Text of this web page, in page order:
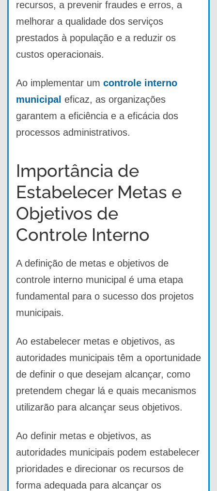
recursos, a prevenir fraudes e erros, a
melhorar a qualidade dos serviços
prestados à população e a reduzir os
custos operacionais.
Ao implementar um controle interno
municipal eficaz, as organizações
garantem a eficiência e a eficácia dos
processos administrativos.
Importância de
Estabelecer Metas e
Objetivos de
Controle Interno
A definição de metas e objetivos de
controle interno municipal é uma etapa
fundamental para o sucesso dos projetos
municipais.
Ao estabelecer metas e objetivos, as
autoridades municipais têm a oportunidade
de definir o que desejam alcançar, como
pretendem chegar lá e quais mecanismos
utilizarão para alcançar seus objetivos.
Ao definir metas e objetivos, as
autoridades municipais podem estabelecer
prioridades e direcionar os recursos de
forma adequada para alcançar os